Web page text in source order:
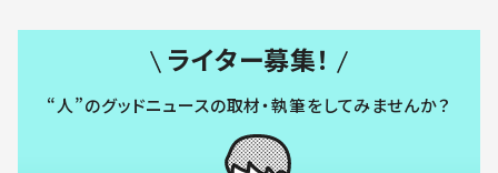
ライター募集！
“人”のグッドニュースの取材・執筆をしてみませんか？